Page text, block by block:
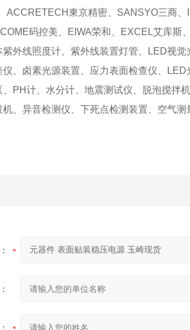
ACCRETECH東京精密、SANSYO三商、
码控美、EIWA荣和、EXCEL艾库斯
外线照度计、紫外线装置灯管、LED视
、卤素光源装置、应力表面检查仪、
PH计、水分计、地震测试仪、脱泡搅拌
、异音检测仪、下死点检测装置、空气测